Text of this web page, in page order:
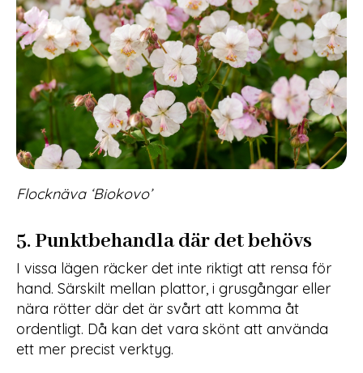
Flocknäva ‘Biokovo’
5. Punktbehandla där det behövs
I vissa lägen räcker det inte riktigt att rensa för
hand. Särskilt mellan plattor, i grusgångar eller
nära rötter där det är svårt att komma åt
ordentligt. Då kan det vara skönt att använda
ett mer precist verktyg.